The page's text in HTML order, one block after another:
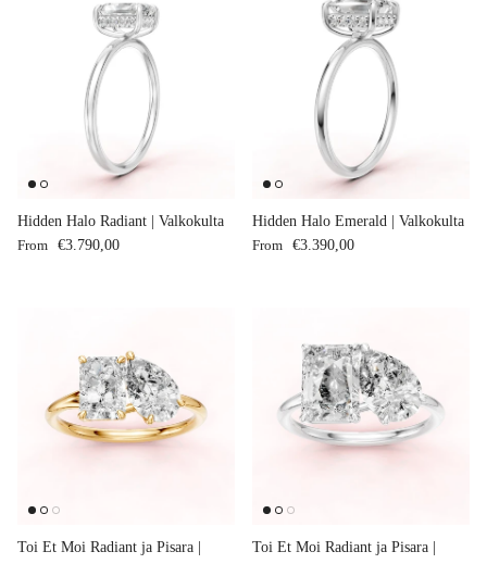
Hidden Halo Radiant | Valkokulta
Regular price
From €3.790,00
Hidden Halo Emerald | Valkokulta
Regular price
From €3.390,00
Toi Et Moi Radiant ja Pisara |
Toi Et Moi Radiant ja Pisara |